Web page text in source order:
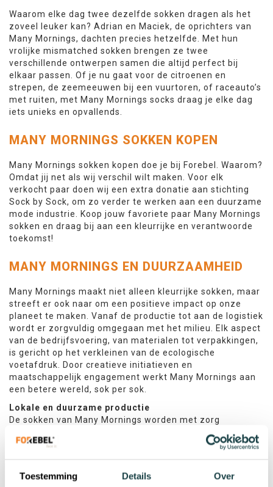
Toestemming Details Over
Waarom elke dag twee dezelfde sokken dragen als het
zoveel leuker kan? Adrian en Maciek, de oprichters van
Many Mornings, dachten precies hetzelfde. Met hun
vrolijke mismatched sokken brengen ze twee
verschillende ontwerpen samen die altijd perfect bij
elkaar passen. Of je nu gaat voor de citroenen en
strepen, de zeemeeuwen bij een vuurtoren, of raceauto’s
met ruiten, met Many Mornings socks draag je elke dag
iets unieks en opvallends.
MANY MORNINGS SOKKEN KOPEN
Many Mornings sokken kopen doe je bij Forebel. Waarom?
Omdat jij net als wij verschil wilt maken. Voor elk
verkocht paar doen wij een extra donatie aan stichting
Sock by Sock, om zo verder te werken aan een duurzame
mode industrie. Koop jouw favoriete paar Many Mornings
sokken en draag bij aan een kleurrijke en verantwoorde
toekomst!
MANY MORNINGS EN DUURZAAMHEID
Many Mornings maakt niet alleen kleurrijke sokken, maar
streeft er ook naar om een positieve impact op onze
planeet te maken. Vanaf de productie tot aan de logistiek
wordt er zorgvuldig omgegaan met het milieu. Elk aspect
van de bedrijfsvoering, van materialen tot verpakkingen,
is gericht op het verkleinen van de ecologische
voetafdruk. Door creatieve initiatieven en
maatschappelijk engagement werkt Many Mornings aan
een betere wereld, sok per sok.
Lokale en duurzame productie
De sokken van Many Mornings worden met zorg
geproduceerd in de textielregio van Łódź, Polen, een
gebied met een rijke textieltraditie. Deze lokale productie
leverancier naar de fabriek. Dit minimaliseert de